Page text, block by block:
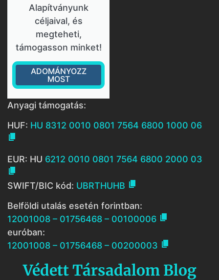
Alapítványunk
céljaival, és
megteheti,
támogasson minket!
ADOMÁNYOZZ
MOST
Anyagi támogatás:
HUF: HU 8312 0010 0801 7564 6800 1000 06

EUR: HU 6212 0010 0801 7564 6800 2000 03

SWIFT/BIC kód: UBRTHUHB 
Belföldi utalás esetén forintban:
12001008 – 01756468 – 00100006 
euróban:
12001008 – 01756468 – 00200003 
Védett Társadalom Blog